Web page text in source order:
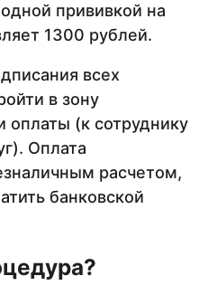
прививкой на
1300 рублей.
всех
в зону
оплаты (к сотруднику
Оплата
расчетом,
банковской